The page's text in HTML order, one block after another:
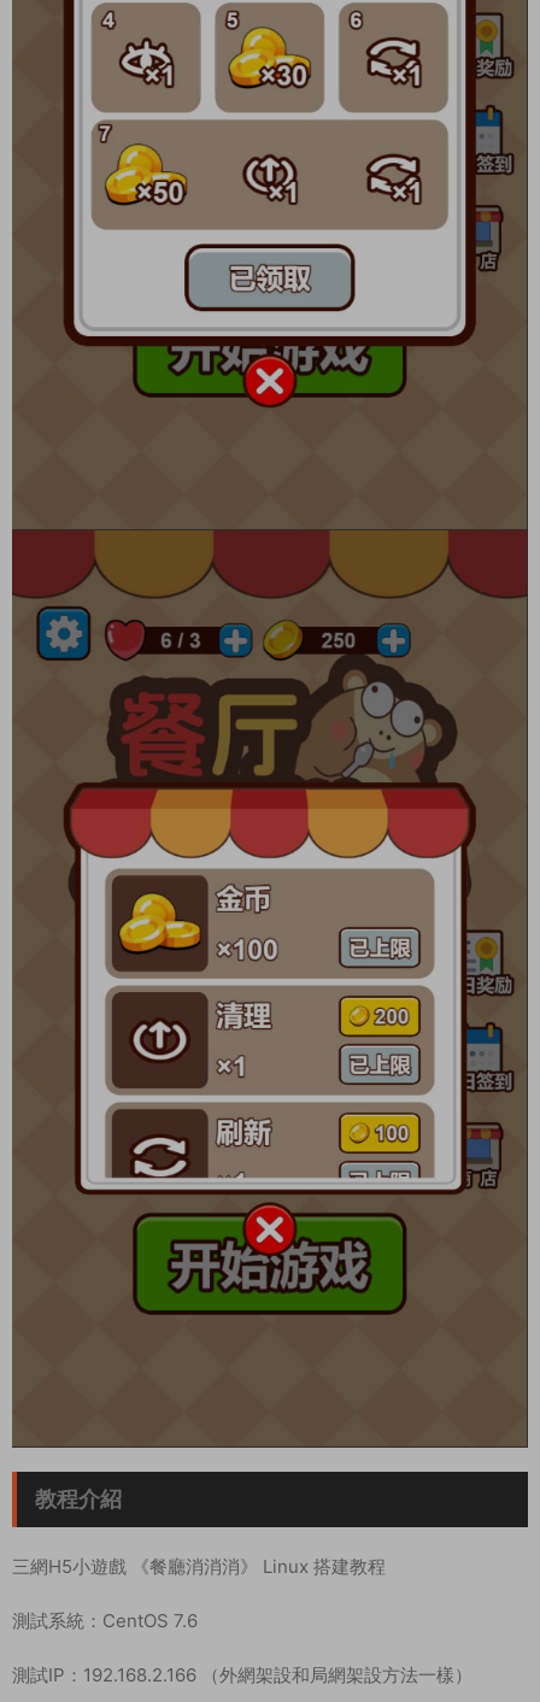
教程介紹
三網H5小遊戲 《餐廳消消消》 Linux 搭建教程
測試系統：CentOS 7.6
測試IP：192.168.2.166 （外網架設和局網架設方法一樣）